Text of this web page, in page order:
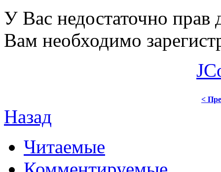
У Вас недостаточно прав
Вам необходимо
<
Назад
Читаемые